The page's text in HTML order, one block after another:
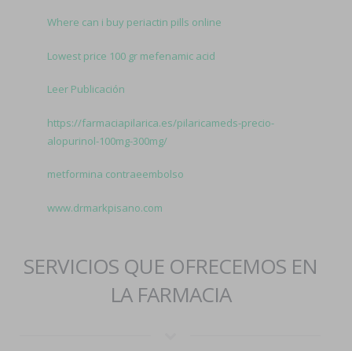
Where can i buy periactin pills online
Lowest price 100 gr mefenamic acid
Leer Publicación
https://farmaciapilarica.es/pilaricameds-precio-
alopurinol-100mg-300mg/
metformina contraeembolso
www.drmarkpisano.com
SERVICIOS QUE OFRECEMOS EN
LA FARMACIA